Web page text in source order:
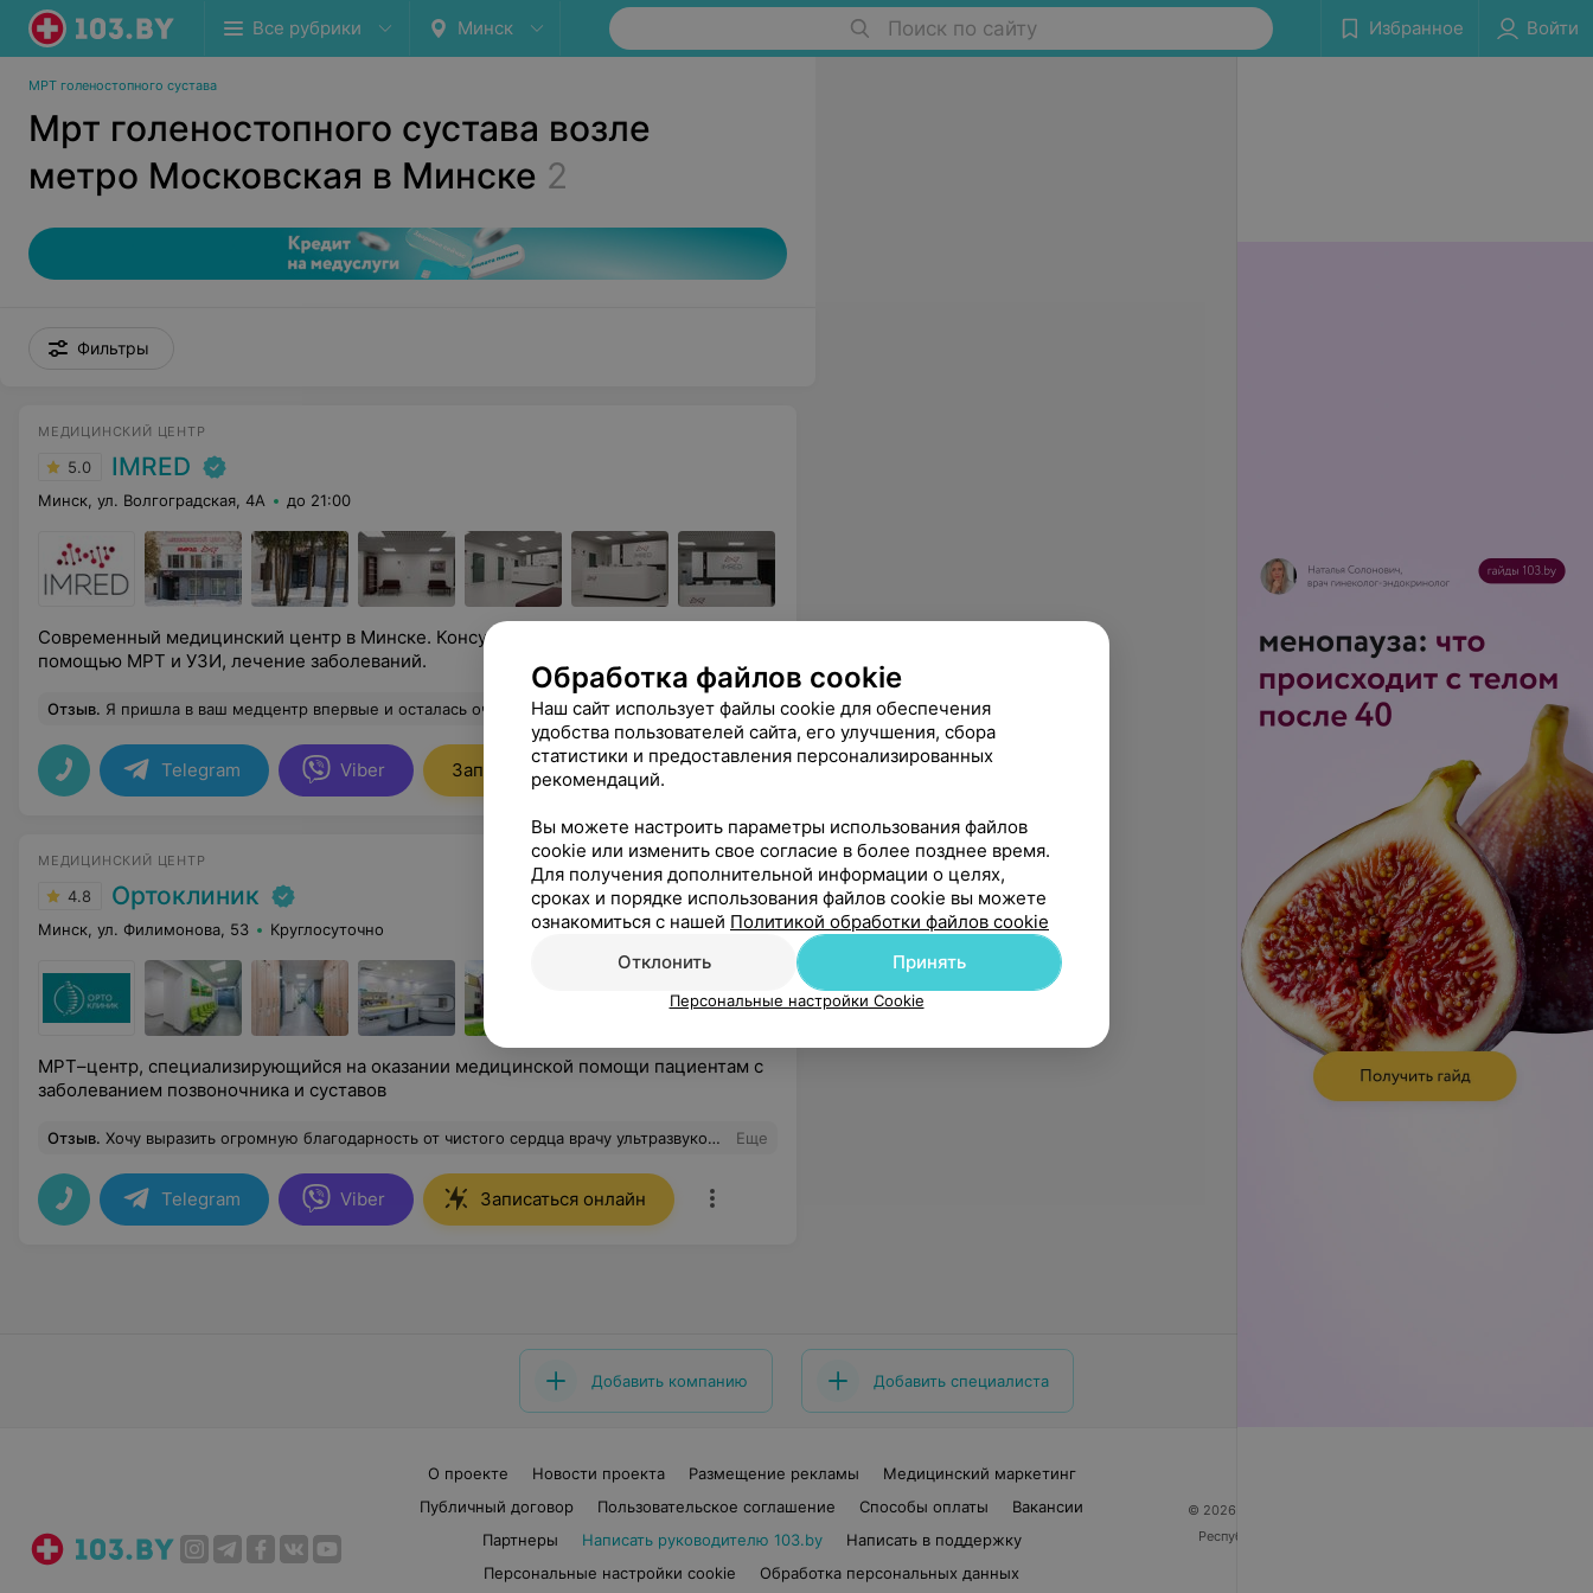
Все рубрики Минск Поиск по сайту Избранное Войти
МРТ голеностопного сустава
Мрт голеностопного сустава возле
метро Московская в Минске 2
Фильтры
МЕДИЦИНСКИЙ ЦЕНТР
5.0 IMRED
Минск, ул. Волгоградская, 4А до 21:00
Современный медицинский центр в Минске. Консультации врачей, диагностика с
помощью МРТ и УЗИ, лечение заболеваний.
Отзыв. Я пришла в ваш медцентр впервые и осталась очень дольна. Нужно было срочно сделать МРТ и я очень рада, что выбрала именно ваш медцентр. Прекрасные специалисты, которые всегда помогут и все подробно расскажут. Спасибо! Еще
Telegram Viber Записаться
МЕДИЦИНСКИЙ ЦЕНТР
4.8 Ортоклиник
Минск, ул. Филимонова, 53 Круглосуточно
МРТ–центр, специализирующийся на оказании медицинской помощи пациентам с
заболеванием позвоночника и суставов
Отзыв. Хочу выразить огромную благодарность от чистого сердца врачу ультразвуковой диагностики Гребеню Сергею Валерьевичу за его чуткое и внимательное отношение, а также за уделённое время для сравнения результата МРТ головного мозга и сосудов с предыдущим МРТ сделанным три года назад в другом месте. Это помогло разобраться в истинной причине головной боли и исключения неверного диагноза. Желаю от души доктору Гребеню С.В. и клинике успехов и высоких результатов! Еще
Telegram Viber Записаться онлайн
Добавить компанию Добавить специалиста
О проекте Новости проекта Размещение рекламы
Медицинский маркетинг
Публичный договор
Пользовательское соглашение Способы оплаты
Вакансии
Партнеры
Написать руководителю 103.by
Написать в поддержку
Персональные настройки cookie
Обработка персональных данных
© 2026 ООО «Артокс Лаб», УНП 191700409
Республика Беларусь, г. Минск, улица Толбухина, 2,
Обработка файлов cookie
Наш сайт использует файлы cookie для обеспечения
удобства пользователей сайта, его улучшения, сбора
статистики и предоставления персонализированных
рекомендаций.
Вы можете настроить параметры использования файлов
cookie или изменить свое согласие в более позднее время.
Для получения дополнительной информации о целях,
сроках и порядке использования файлов cookie вы можете
ознакомиться с нашей Политикой обработки файлов cookie
Отклонить
Принять
Персональные настройки Cookie